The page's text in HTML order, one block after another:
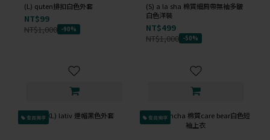
(L) quten排扣白色外套
NT$99
NT$1,000 -90%
(S) a la sha 棉質細肩帶無袖多皺
白色洋裝
NT$499
NT$1,000 -50%
會員獨享 會員獨享